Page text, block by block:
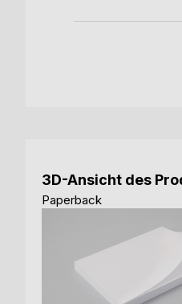
3D-Ansicht des
Paperback